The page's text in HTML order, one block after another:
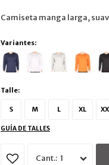
Camiseta manga larga,
Variantes:
Talle:
S M L XL
GUÍA DE TALLES
1